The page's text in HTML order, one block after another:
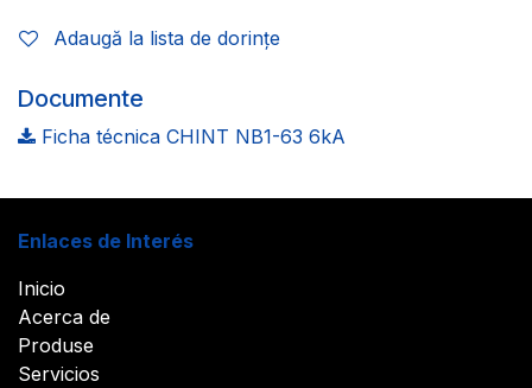
Adaugă la lista de dorințe
Documente
Ficha técnica CHINT NB1-63 6kA
Enlaces de Interés
Inicio
Acerca de
Produse
Servicios